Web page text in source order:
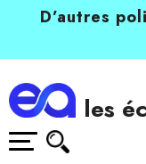
D’autres
les